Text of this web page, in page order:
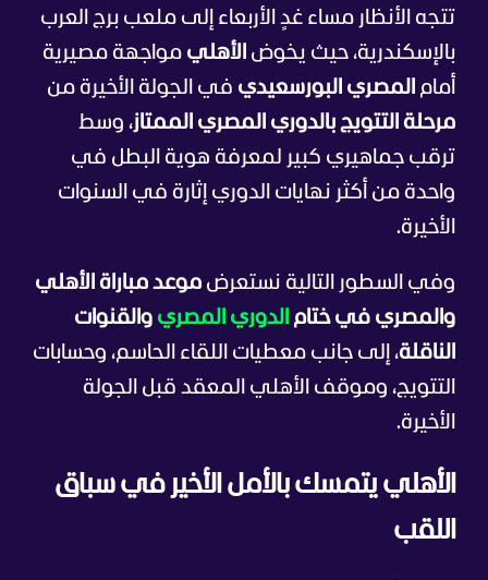
تتجه الأنظار مساء غدٍ الأربعاء إلى ملعب برج العرب
بالإسكندرية، حيث يخوض الأهلي مواجهة مصيرية
أمام المصري البورسعيدي في الجولة الأخيرة من
مرحلة التتويج بالدوري المصري الممتاز، وسط
ترقب جماهيري كبير لمعرفة هوية البطل في
واحدة من أكثر نهايات الدوري إثارة في السنوات
الأخيرة.
وفي السطور التالية نستعرض موعد مباراة الأهلي
والمصري في ختام الدوري المصري والقنوات
الناقلة، إلى جانب معطيات اللقاء الحاسم، وحسابات
التتويج، وموقف الأهلي المعقد قبل الجولة
الأخيرة.
الأهلي يتمسك بالأمل الأخير في سباق
اللقب